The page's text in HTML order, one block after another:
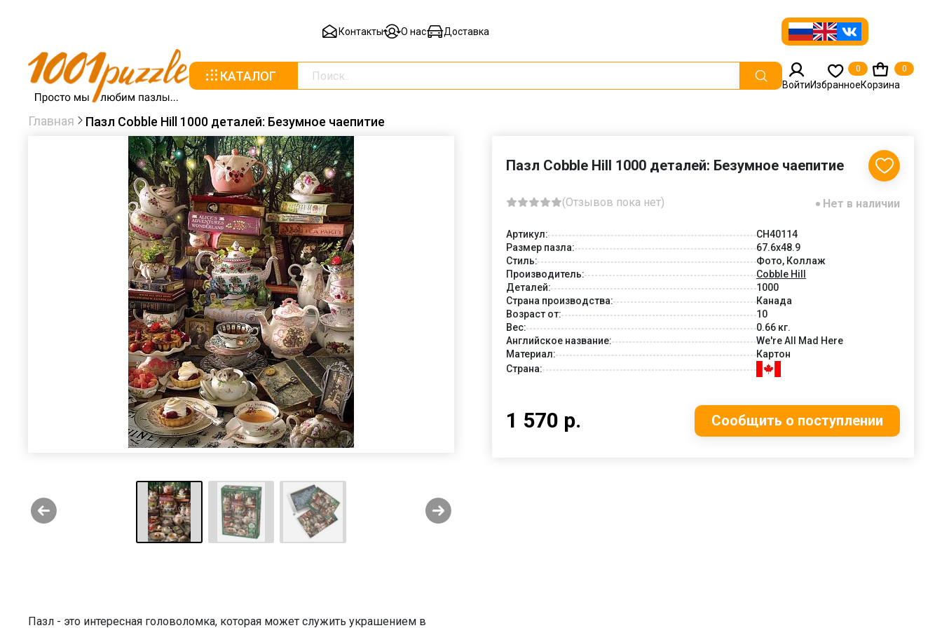
Контакты О нас Доставка
КАТАЛОГ
ВойтиИзбранное
0
Корзина
0
Главная Пазл Cobble Hill 1000 деталей: Безумное чаепитие
Пазл - это интересная головоломка, которая может служить украшением в
Пазл Cobble Hill 1000 деталей: Безумное чаепитие
(Отзывов пока нет) Нет в наличии
Артикул:
CH40114
Размер пазла:
67.6x48.9
Стиль:
Фото, Коллаж
Производитель:
Cobble Hill
Деталей:
1000
Страна производства:
Канада
Возраст от:
10
Вес:
0.66 кг.
Английское название:
We're All Mad Here
Материал:
Картон
Страна:
1 570 р. Сообщить о поступлении